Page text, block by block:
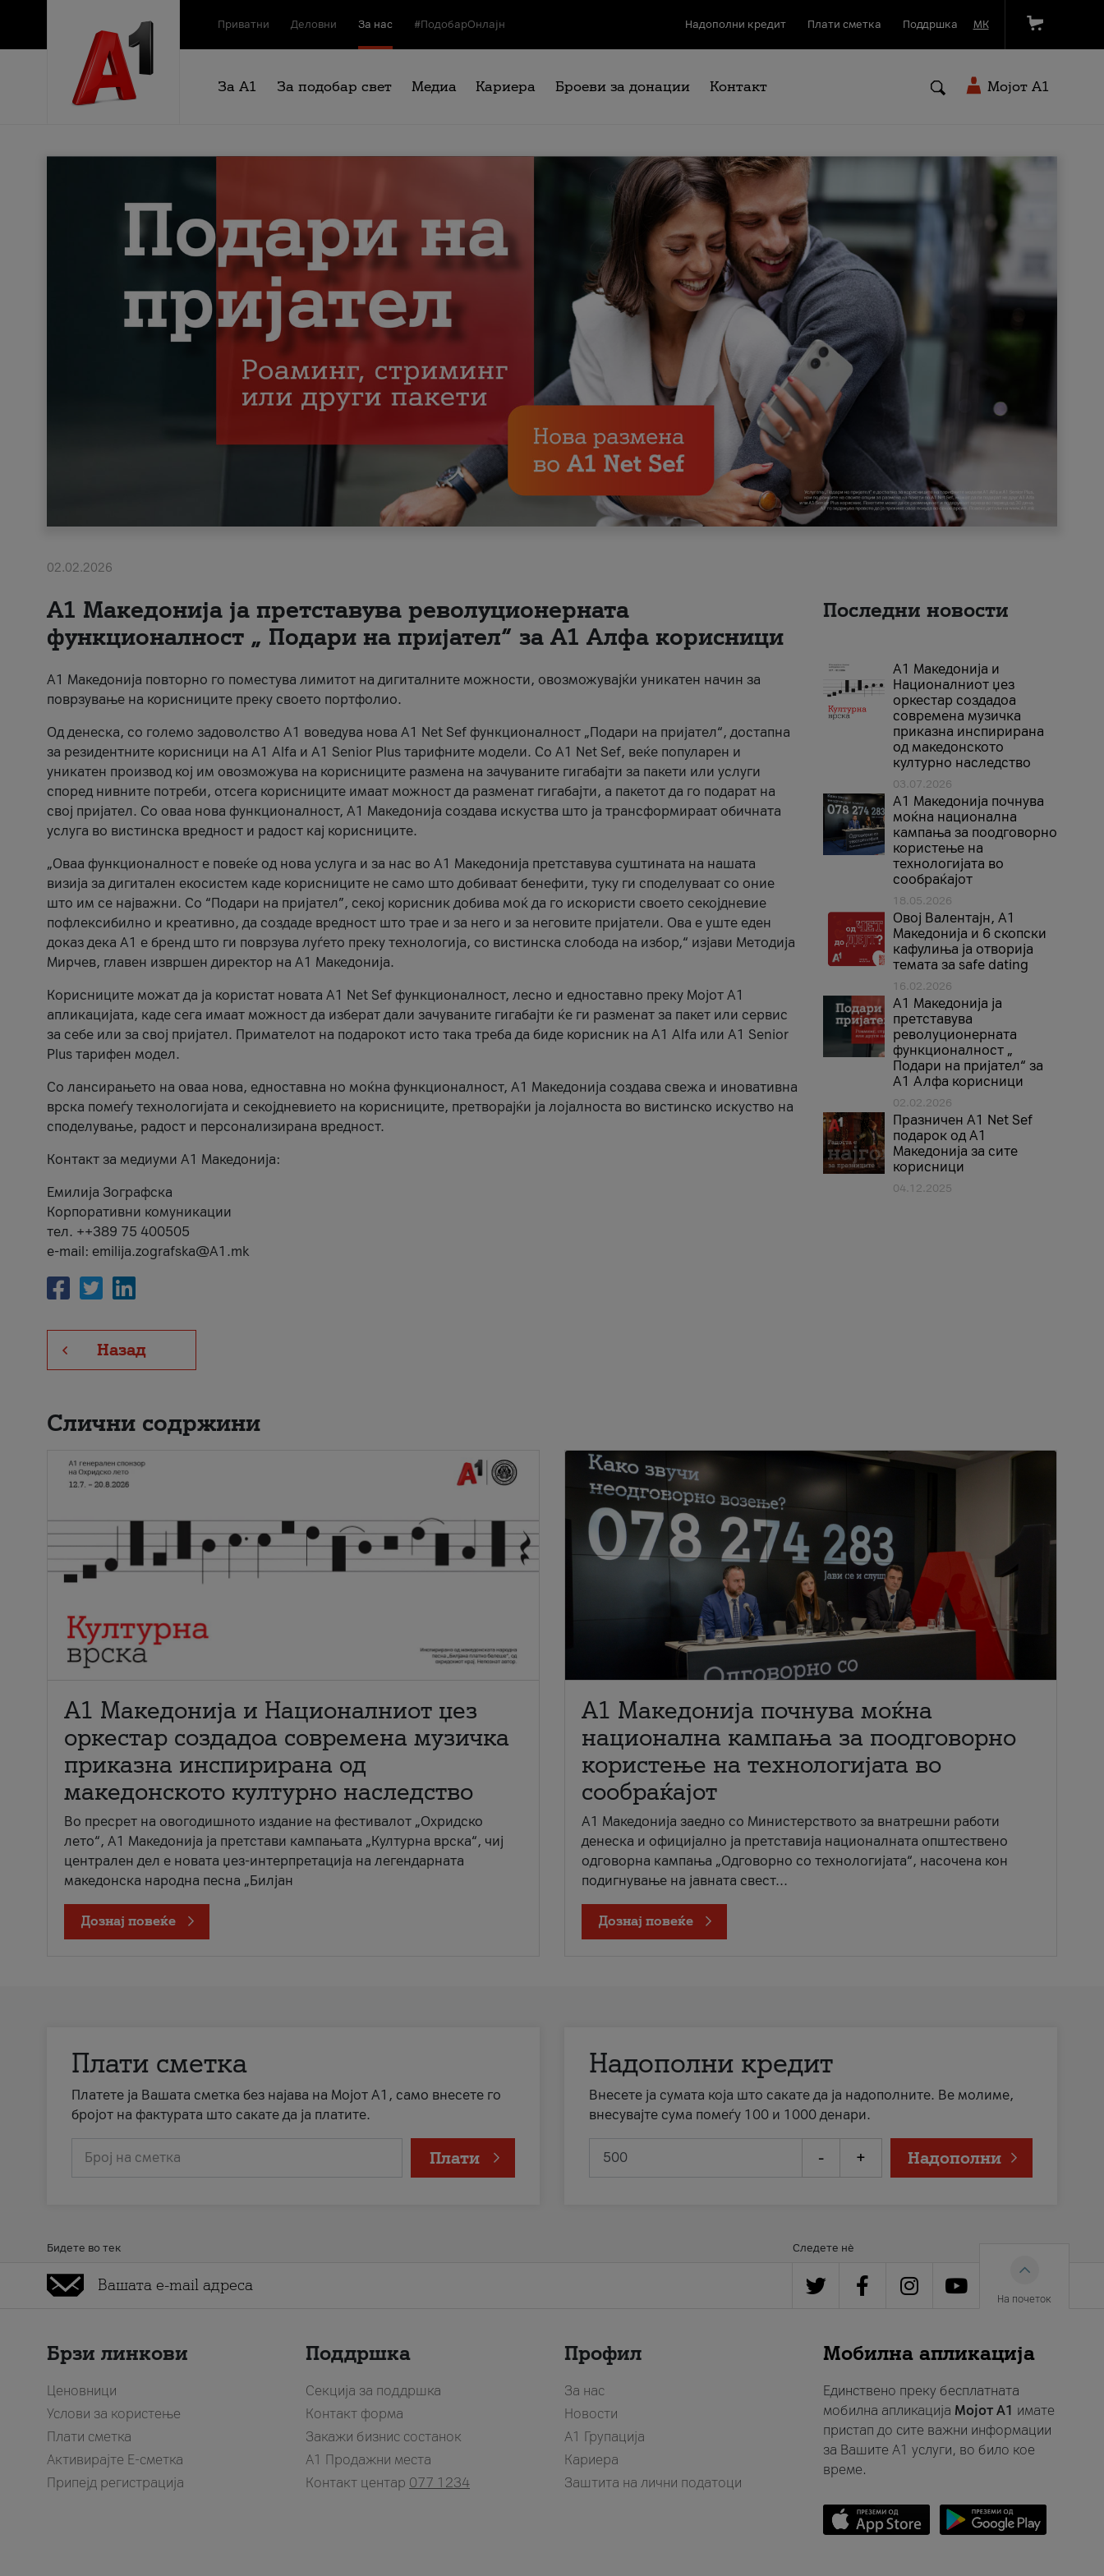
Приватни Деловни За нас #ПодобарОнлајн Надополни кредит Плати сметка Поддршка МК
За А1 За подобар свет Медиа Кариера Броеви за донации Контакт Мојот A1
02.02.2026
А1 Македонија ја претставува револуционерната
функционалност „ Подари на пријател“ за А1 Алфа корисници
А1 Македонија повторно го поместува лимитот на дигиталните можности, овозможувајќи уникатен начин за
поврзување на корисниците преку своето портфолио.
Од денеска, со големо задоволство А1 воведува нова A1 Net Sef функционалност „Подари на пријател“, достапна
за резидентните корисници на А1 Alfa и A1 Senior Plus тарифните модели. Со A1 Net Sef, веќе популарен и
уникатен производ кој им овозможува на корисниците размена на зачуваните гигабајти за пакети или услуги
според нивните потреби, отсега корисниците имаат можност да разменат гигабајти, а пакетот да го подарат на
свој пријател. Со оваа нова функционалност, А1 Македонија создава искуства што ја трансформираат обичната
услуга во вистинска вредност и радост кај корисниците.
„Оваа функционалност е повеќе од нова услуга и за нас во А1 Македонија претставува суштината на нашата
визија за дигитален екосистем каде корисниците не само што добиваат бенефити, туку ги споделуваат со оние
што им се најважни. Со “Подари на пријател”, секој корисник добива моќ да го искористи своето секојдневие
пофлексибилно и креативно, да создаде вредност што трае и за него и за неговите пријатели. Ова е уште еден
доказ дека А1 е бренд што ги поврзува луѓето преку технологија, со вистинска слобода на избор,“ изјави Методија
Мирчев, главен извршен директор на А1 Македонија.
Корисниците можат да ја користат новата А1 Net Sef функционалност, лесно и едноставно преку Мојот А1
апликацијата, каде сега имаат можност да изберат дали зачуваните гигабајти ќе ги разменат за пакет или сервис
за себе или за свој пријател. Примателот на подарокот исто така треба да биде корисник на А1 Alfa или A1 Senior
Plus тарифен модел.
Со лансирањето на оваа нова, едноставна но моќна функционалност, А1 Македонија создава свежа и иновативна
врска помеѓу технологијата и секојдневието на корисниците, претворајќи ја лојалноста во вистинско искуство на
споделување, радост и персонализирана вредност.
Контакт за медиуми А1 Македонија:
Емилија Зографска
Корпоративни комуникации
тел. ++389 75 400505
e-mail: emilija.zografska@A1.mk
Назад
Последни новости
А1 Македонија и
Националниот џез
оркестар создадоа
современа музичка
приказна инспирирана
од македонското
културно наследство
03.07.2026
A1 Македонија почнува
моќна национална
кампања за поодговорно
користење на
технологијата во
сообраќајот
18.05.2026
Овој Валентајн, A1
Македонија и 6 скопски
кафулиња ја отворија
темата за safe dating
16.02.2026
А1 Македонија ја
претставува
револуционерната
функционалност „
Подари на пријател“ за
А1 Алфа корисници
02.02.2026
Празничен A1 Net Sеf
подарок од А1
Македонија за сите
корисници
04.12.2025
Слични содржини
А1 Македонија и Националниот џез
оркестар создадоа современа музичка
приказна инспирирана од
македонското културно наследство
Во пресрет на овогодишното издание на фестивалот „Охридско
лето“, А1 Македонија ја претстави кампањата „Културна врска“, чиј
централен дел е новата џез-интерпретација на легендарната
македонска народна песна „Билјан
Дознај повеќе
A1 Македонија почнува моќна
национална кампања за поодговорно
користење на технологијата во
сообраќајот
A1 Македонија заедно со Министерството за внатрешни работи
денеска и официјално ја претставија националната општествено
одговорна кампања „Одговорно со технологијата“, насочена кон
подигнување на јавната свест...
Дознај повеќе
Плати сметка
Платете ја Вашата сметка без најава на Мојот А1, само внесете го
бројот на фактурата што сакате да ја платите.
Број на сметка Плати
Надополни кредит
Внесете ја сумата која што сакате да ја надополните. Ве молиме,
внесувајте сума помеѓу 100 и 1000 денари.
- + Надополни
Бидете во тек Следете нè
На почеток
Брзи линкови
Ценовници
Услови за користење
Плати сметка
Активирајте Е-сметка
Припејд регистрација
Поддршка
Секција за поддршка
Контакт форма
Закажи бизнис состанок
A1 Продажни места
Контакт центар 077 1234
Профил
За нас
Новости
А1 Групација
Кариера
Заштита на лични податоци
Мобилна апликација
Единствено преку бесплатната
мобилна апликација Мојот A1 имате
пристап до сите важни информации
за Вашите A1 услуги, во било кое
време.